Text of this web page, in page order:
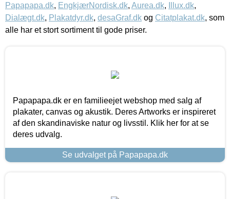
Papapapa.dk, EngkjærNordisk.dk, Aurea.dk, Illux.dk,
Dialægt.dk, Plakatdyr.dk, desaGraf.dk og Citatplakat.dk, som
alle har et stort sortiment til gode priser.
Papapapa.dk er en familieejet webshop med salg af
plakater, canvas og akustik. Deres Artworks er inspireret
af den skandinaviske natur og livsstil. Klik her for at se
deres udvalg.
Se udvalget på Papapapa.dk